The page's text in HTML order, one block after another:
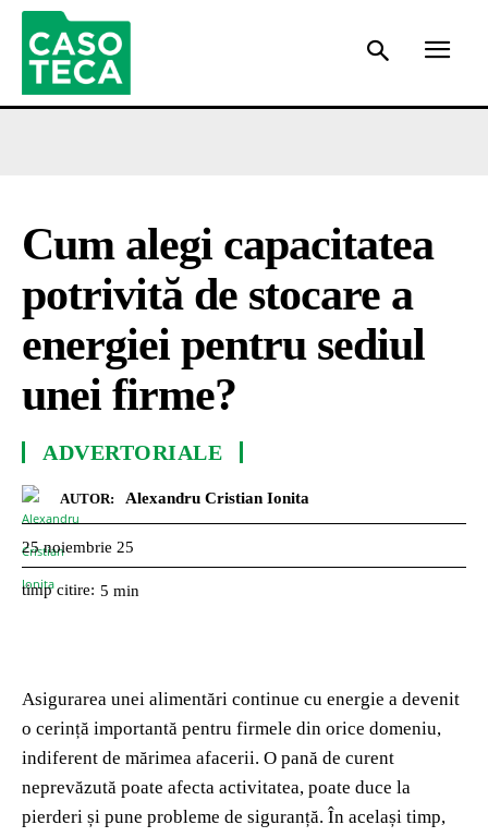
Cum alegi capacitatea
potrivită de stocare a
energiei pentru sediul
unei firme?
ADVERTORIALE
AUTOR: Alexandru Cristian Ionita
25 noiembrie 25
timp citire: 5 min
Asigurarea unei alimentări continue cu energie a devenit
o cerință importantă pentru firmele din orice domeniu,
indiferent de mărimea afacerii. O pană de curent
neprevăzută poate afecta activitatea, poate duce la
pierderi și pune probleme de siguranță. În același timp,